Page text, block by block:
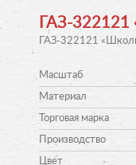
ГАЗ-
ГАЗ-322121
Масштаб
Материал
Торговая марка
Производство
Цвет